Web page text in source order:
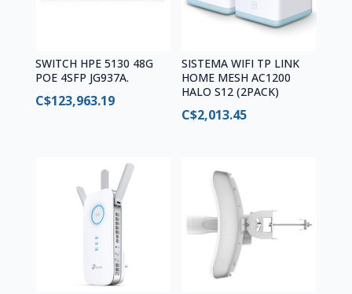
SWITCH HPE 5130 48G
POE 4SFP JG937A.
C$123,963.19
SISTEMA WIFI TP LINK
HOME MESH AC1200
HALO S12 (2PACK)
C$2,013.45